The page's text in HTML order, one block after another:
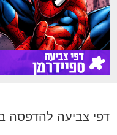
דפי צביעה להדפסה